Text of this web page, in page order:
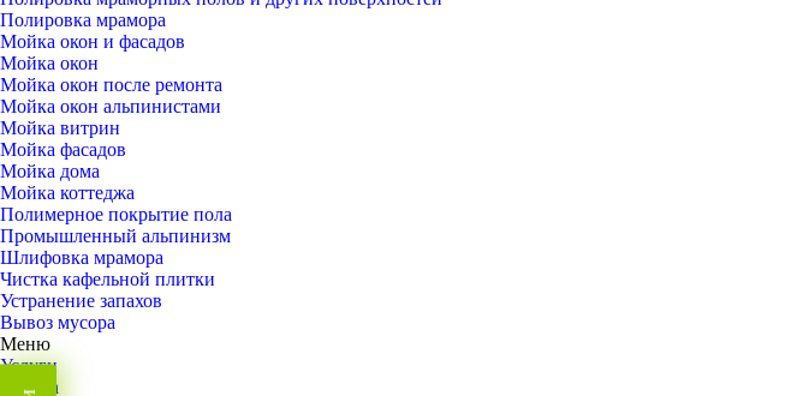
Полировка мрамора
Мойка окон и фасадов
Мойка окон
Мойка окон после ремонта
Мойка окон альпинистами
Мойка витрин
Мойка фасадов
Мойка дома
Мойка коттеджа
Полимерное покрытие пола
Промышленный альпинизм
Шлифовка мрамора
Чистка кафельной плитки
Устранение запахов
Вывоз мусора
Меню
Услуги
Уборка